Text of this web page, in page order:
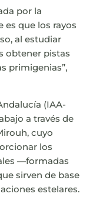
por la
es que los rayos
al estudiar
obtener pistas
primigenias”,
(IAA-
a través de
cuyo
los
—formadas
sirven de base
estelares.